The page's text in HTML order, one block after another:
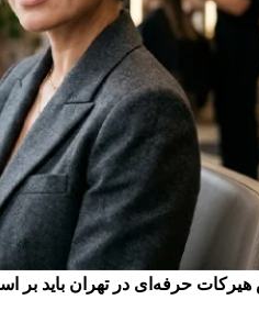
هیرکات حرفه‌ای در تهران باید